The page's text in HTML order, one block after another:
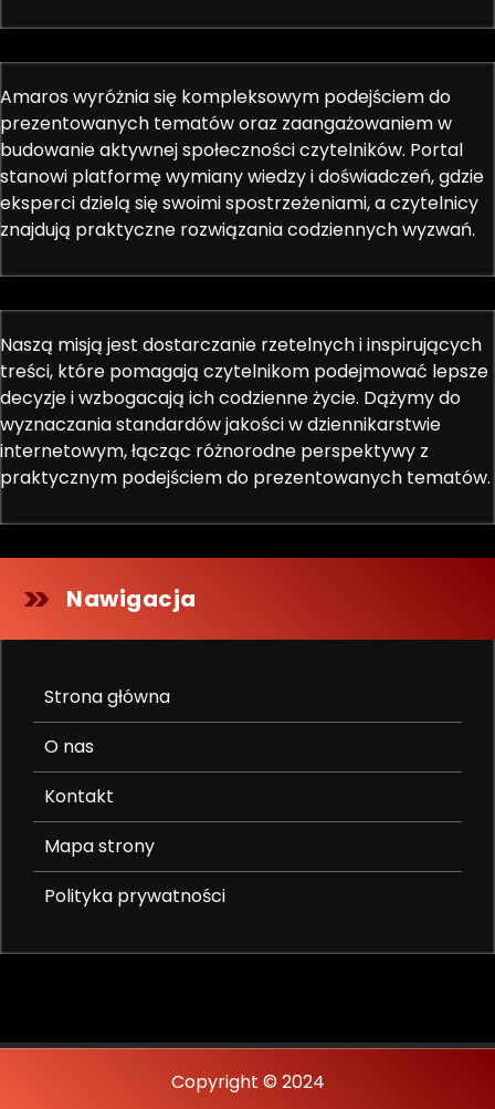
Amaros wyróżnia się kompleksowym podejściem do
prezentowanych tematów oraz zaangażowaniem w
budowanie aktywnej społeczności czytelników. Portal
stanowi platformę wymiany wiedzy i doświadczeń, gdzie
eksperci dzielą się swoimi spostrzeżeniami, a czytelnicy
znajdują praktyczne rozwiązania codziennych wyzwań.
Naszą misją jest dostarczanie rzetelnych i inspirujących
treści, które pomagają czytelnikom podejmować lepsze
decyzje i wzbogacają ich codzienne życie. Dążymy do
wyznaczania standardów jakości w dziennikarstwie
internetowym, łącząc różnorodne perspektywy z
praktycznym podejściem do prezentowanych tematów.
Nawigacja
Strona główna
O nas
Kontakt
Mapa strony
Polityka prywatności
Copyright © 2024